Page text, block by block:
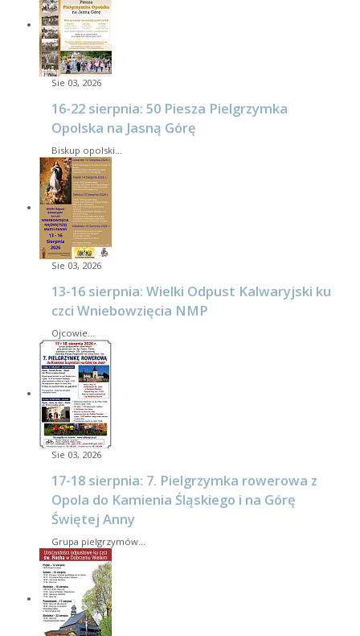
Sie 03, 2026
16-22 sierpnia: 50 Piesza Pielgrzymka
Opolska na Jasną Górę
Biskup opolski…
Sie 03, 2026
13-16 sierpnia: Wielki Odpust Kalwaryjski ku
czci Wniebowzięcia NMP
Ojcowie…
Sie 03, 2026
17-18 sierpnia: 7. Pielgrzymka rowerowa z
Opola do Kamienia Śląskiego i na Górę
Świętej Anny
Grupa pielgrzymów…